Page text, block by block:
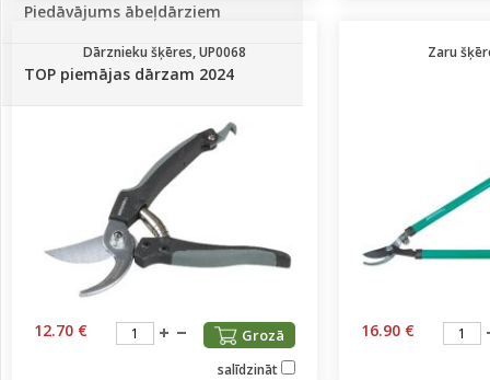
Piedāvājums ābeļdārziem
TOP piemājas dārzam 2024
Dārznieku šķēres, UP0068
12.70 € Grozā
salīdzināt
Zaru
16.90 €